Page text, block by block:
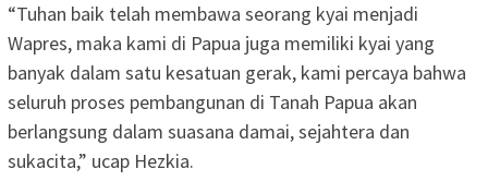
“Tuhan baik telah membawa seorang kyai menjadi
Wapres, maka kami di Papua juga memiliki kyai yang
banyak dalam satu kesatuan gerak, kami percaya bahwa
seluruh proses pembangunan di Tanah Papua akan
berlangsung dalam suasana damai, sejahtera dan
sukacita,” ucap Hezkia.